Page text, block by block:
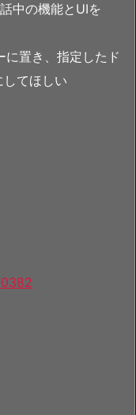
中の機能とUIを
に置き、指定したド
てほしい